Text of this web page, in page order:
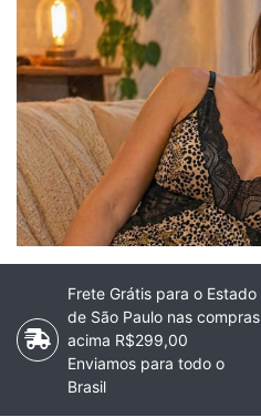
Frete Grátis para o Estado
de São Paulo nas compras
acima R$299,00
Enviamos para todo o
Brasil